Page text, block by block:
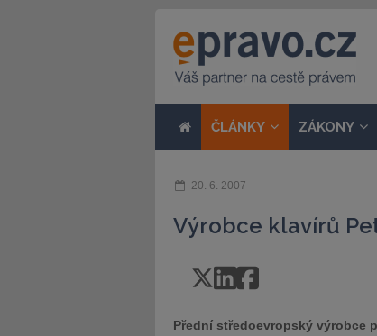
ČLÁNKY ZÁKONY
20. 6. 2007
Výrobce klavírů
Přední středoevropský výrobce